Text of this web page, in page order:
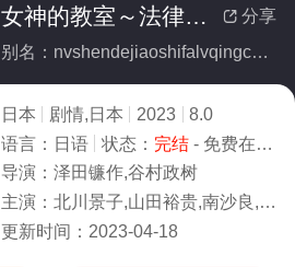
 分享
女神的教室～法律青春白皮书～(全集)
别名：nvshendejiaoshifalvqingchunbaipishu
日本 剧情,日本 2023
8.0
语言： 日语 状态： 完结- 免费在线观看
导演： 泽田镰作,谷村政树
主演： 北川景子,山田裕贵,南沙良,高桥文哉,前田旺志郎,前田拳太郎,河村花,尾上松也
更新时间： 2023-04-18